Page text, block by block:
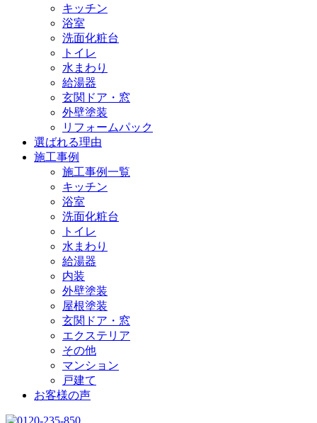
キッチン
浴室
洗面化粧台
トイレ
水まわり
給湯器
玄関ドア・窓
外壁塗装
リフォームパック
選ばれる理由
施工事例
施工事例一覧
キッチン
浴室
洗面化粧台
トイレ
水まわり
給湯器
内装
外壁塗装
屋根塗装
玄関ドア・窓
エクステリア
その他
マンション
戸建て
お客様の声